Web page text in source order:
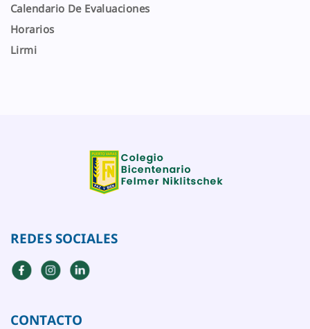
Calendario De Evaluaciones
Horarios
Lirmi
REDES SOCIALES
CONTACTO